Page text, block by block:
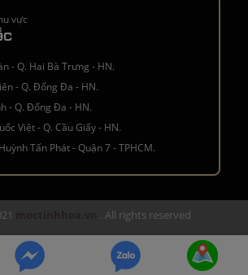
vực
- Q. Hai Bà Trưng - HN.
- Q. Đống Đa - HN.
- Q. Đống Đa - HN.
Việt - Q. Cầu Giấy - HN.
Tấn Phát - Quận 7 - TPHCM.
. All rights reserved